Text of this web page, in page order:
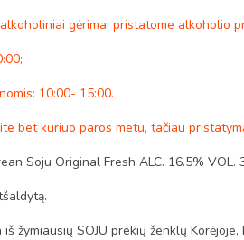
gėrimai pristatome alkoholio
10:00- 15:00.
bet kuriuo paros metu, tačiau
Soju Original Fresh ALC. 16.5% VOL.
iš žymiausių SOJU prekių ženklų